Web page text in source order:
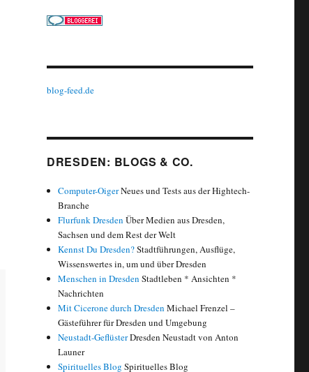
blog-feed.de
DRESDEN: BLOGS & CO.
Computer-OigerNeues und Tests aus der Hightech-
Branche
Flurfunk Dresden Über Medien aus Dresden,
Sachsen und dem Rest der Welt
Kennst Du Dresden?Stadtführungen, Ausflüge,
Wissenswertes in, um und über Dresden
Menschen in Dresden Stadtleben * Ansichten *
Nachrichten
Mit Cicerone durch Dresden Michael Frenzel –
Gästeführer für Dresden und Umgebung
Neustadt-GeflüsterDresden Neustadt von Anton
Launer
Spirituelles Blog Spirituelles Blog